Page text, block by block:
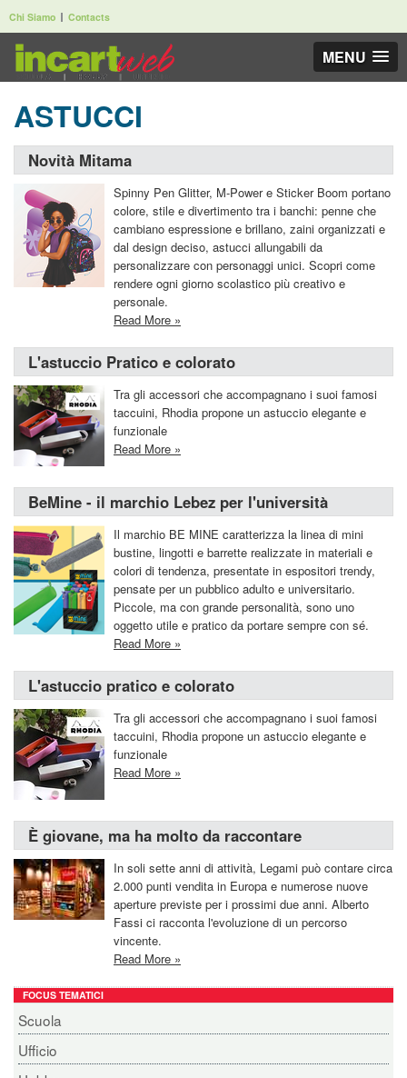
Chi Siamo Contacts
MENU
ASTUCCI
Novità Mitama
Spinny Pen Glitter, M-Power e Sticker Boom portano
colore, stile e divertimento tra i banchi: penne che
cambiano espressione e brillano, zaini organizzati e
dal design deciso, astucci allungabili da
personalizzare con personaggi unici. Scopri come
rendere ogni giorno scolastico più creativo e
personale.
Read More »
L'astuccio Pratico e colorato
Tra gli accessori che accompagnano i suoi famosi
taccuini, Rhodia propone un astuccio elegante e
funzionale
Read More »
BeMine - il marchio Lebez per l'università
Il marchio BE MINE caratterizza la linea di mini
bustine, lingotti e barrette realizzate in materiali e
colori di tendenza, presentate in espositori trendy,
pensate per un pubblico adulto e universitario.
Piccole, ma con grande personalità, sono uno
oggetto utile e pratico da portare sempre con sé.
Read More »
L'astuccio pratico e colorato
Tra gli accessori che accompagnano i suoi famosi
taccuini, Rhodia propone un astuccio elegante e
funzionale
Read More »
È giovane, ma ha molto da raccontare
In soli sette anni di attività, Legami può contare circa
2.000 punti vendita in Europa e numerose nuove
aperture previste per i prossimi due anni. Alberto
Fassi ci racconta l'evoluzione di un percorso
vincente.
Read More »
FOCUS TEMATICI
Scuola
Ufficio